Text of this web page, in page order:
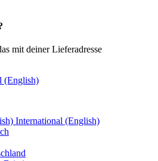
mit deiner Lieferadresse
(English)
International (English)